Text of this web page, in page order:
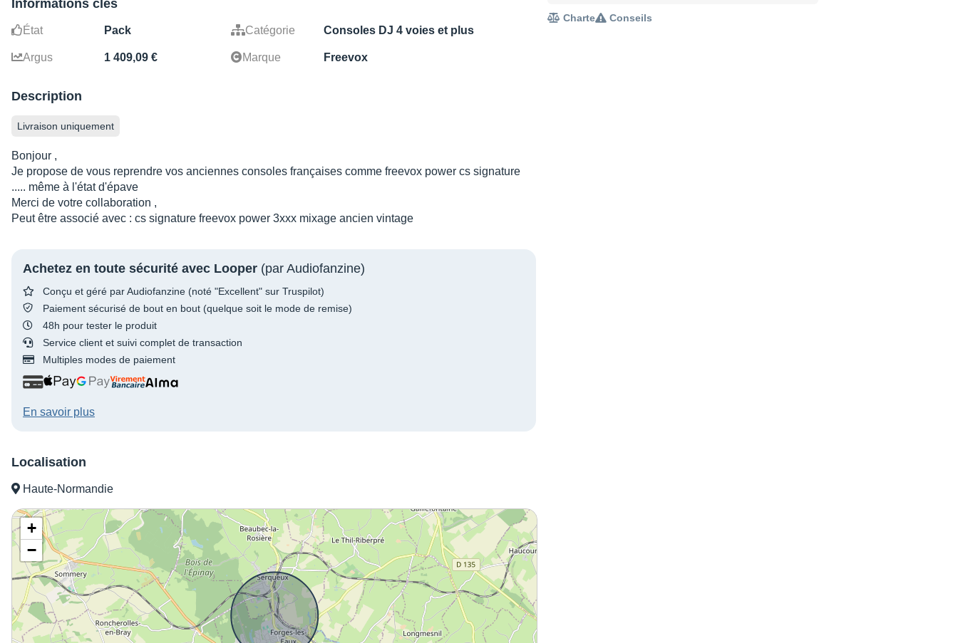
Informations clés
État Pack Catégorie Consoles DJ 4 voies et plus
Argus 1 409,09 € Marque Freevox
Description
Livraison uniquement
Bonjour ,
Je propose de vous reprendre vos anciennes consoles françaises comme freevox power cs signature
..... même à l'état d'épave
Merci de votre collaboration ,
Peut être associé avec : cs signature freevox power 3xxx mixage ancien vintage
Achetez en toute sécurité avec Looper (par Audiofanzine)
Conçu et géré par Audiofanzine (noté "Excellent" sur Truspilot)
Paiement sécurisé de bout en bout (quelque soit le mode de remise)
48h pour tester le produit
Service client et suivi complet de transaction
Multiples modes de paiement
En savoir plus
Localisation
Haute-Normandie
+
−
Charte Conseils